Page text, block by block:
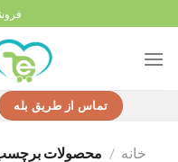
to
content
تماس از طریق بله
خانه / محصولات